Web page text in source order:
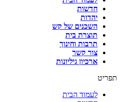
חדשות
יהדות
השכנים של קש
תוצרת בית
תרבות וחינוך
צור קשר
ארכיון גיליונות
תפריט
לעמוד הבית